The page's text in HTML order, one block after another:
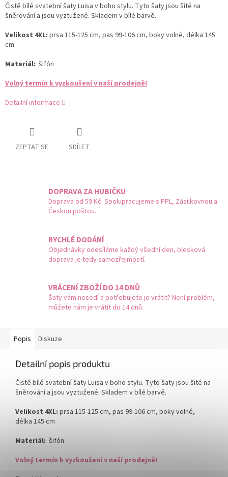
Čistě bílé svatební šaty Luisa v boho stylu. Tyto šaty jsou šité na
šněrování a jsou vyztužené. Skladem v bílé barvě.
Velikost 4XL: prsa 115-125 cm, pas 99-106 cm, boky volné, délka 145
cm
Materiál: šifón
Volný termín k vyzkoušení v naší prodejně!
Detailní informace
ZEPTAT SE SDÍLET
DOPRAVA ZA HUBIČKU
Doprava od 59 Kč. Spolupracujeme s PPL, Zásilkovnou a
Českou poštou.
RYCHLÉ DODÁNÍ
Objednávky odesíláme každý všední den, blesková
doprava je tedy samozřejmostí.
VRÁCENÍ ZBOŽÍ DO 14 DNŮ
Šaty vám nesedí a potřebujete je vrátit? Není problém,
můžete nám je vrátit do 14 dnů.
Popis Diskuze
Detailní popis produktu
Čistě bílé svatební šaty Luisa v boho stylu. Tyto šaty jsou šité na
šněrování a jsou vyztužené. Skladem v bílé barvě.
Velikost 4XL: prsa 115-125 cm, pas 99-106 cm, boky volné,
délka 145 cm
Materiál: šifón
Volný termín k vyzkoušení v naší prodejně!